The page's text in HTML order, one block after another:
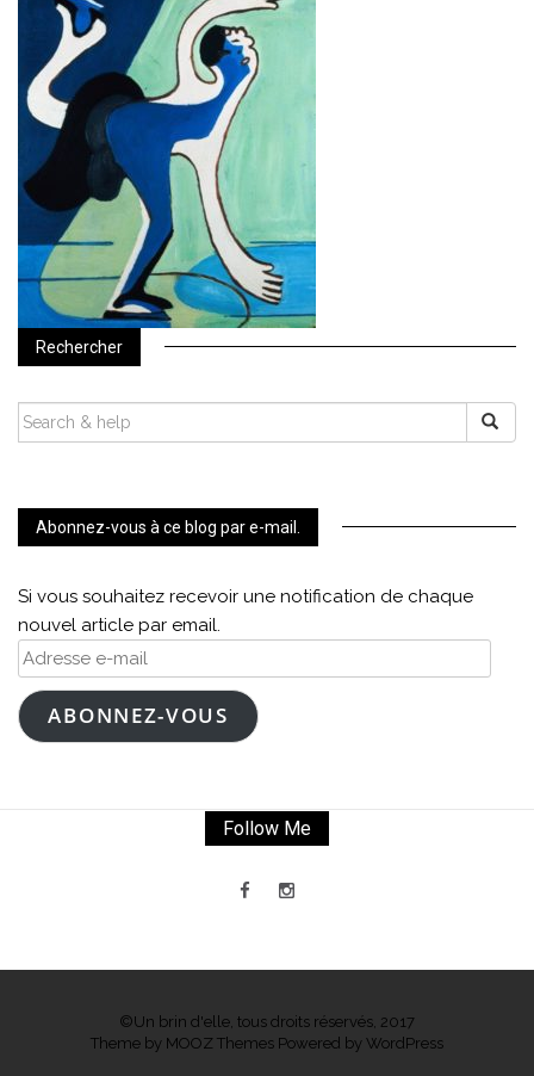
Rechercher
SEARCH
FOR:
Abonnez-vous à ce blog par e-mail.
Si vous souhaitez recevoir une notification de chaque
nouvel article par email.
Adresse
e-
mailABONNEZ-VOUS
Follow Me
©Un brin d'elle, tous droits réservés, 2017
Theme by MOOZ Themes Powered by WordPress